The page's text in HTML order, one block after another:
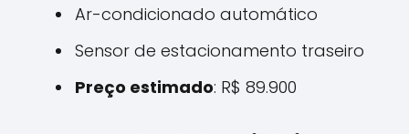
Ar-condicionado automático
Sensor de estacionamento traseiro
Preço estimado: R$ 89.900